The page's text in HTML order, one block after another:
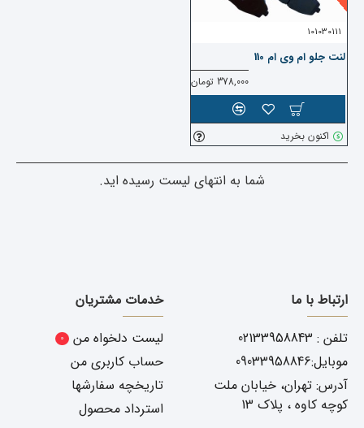
101030111
لنت جلو ام وی ام 110
378,000 تومان
اکنون بخرید
شما به انتهای لیست رسیده اید.
ارتباط با ما
تلفن : 02133958843
موبایل:09033958846
آدرس: تهران، خیابان ملت
کوچه کاوه ، پلاک 13
خدمات مشتریان
لیست دلخواه من
0
حساب کاربری من
تاریخچه سفارشها
استرداد محصول